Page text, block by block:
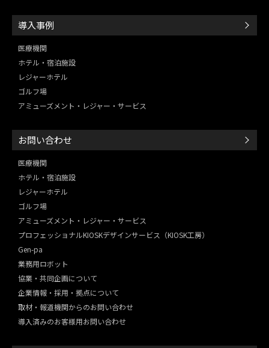
導入事例
医療機関
ホテル・宿泊施設
レジャーホテル
ゴルフ場
アミューズメント・レジャー・ サービス
お問い合わせ
医療機関
ホテル・宿泊施設
レジャーホテル
ゴルフ場
アミューズメント・レジャー・ サービス
プロフェッショナルKIOSKデザインサービス（KIOSK工房）
Gen-pa
業務用ロボット
協業・共同企画について
企業情報・採用・拠点について
取材・報道機関からのお問い合わせ
導入済みのお客様用お問い合わせ